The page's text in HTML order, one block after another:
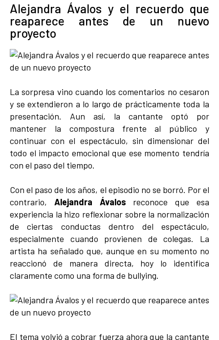
Alejandra Ávalos y el recuerdo que
reaparece antes de un nuevo
proyecto
La sorpresa vino cuando los comentarios no cesaron
y se extendieron a lo largo de prácticamente toda la
presentación. Aun así, la cantante optó por
mantener la compostura frente al público y
continuar con el espectáculo, sin dimensionar del
todo el impacto emocional que ese momento tendría
con el paso del tiempo.
Con el paso de los años, el episodio no se borró. Por el
contrario, Alejandra Ávalos reconoce que esa
experiencia la hizo reflexionar sobre la normalización
de ciertas conductas dentro del espectáculo,
especialmente cuando provienen de colegas. La
artista ha señalado que, aunque en su momento no
reaccionó de manera directa, hoy lo identifica
claramente como una forma de bullying.
El tema volvió a cobrar fuerza ahora que la cantante